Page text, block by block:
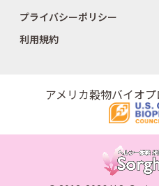
プライバシーポリシー
利用規約
アメリカ穀物バイオ